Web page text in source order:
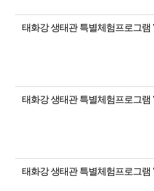
태화강 생태관 특별체험프로그
태화강 생태관 특별체험프로그
태화강 생태관 특별체험프로그